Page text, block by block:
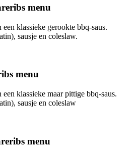
menu
klassieke gerookte bbq-saus.
sausje en coleslaw.
menu
klassieke maar pittige bbq-saus.
sausje en coleslaw
menu